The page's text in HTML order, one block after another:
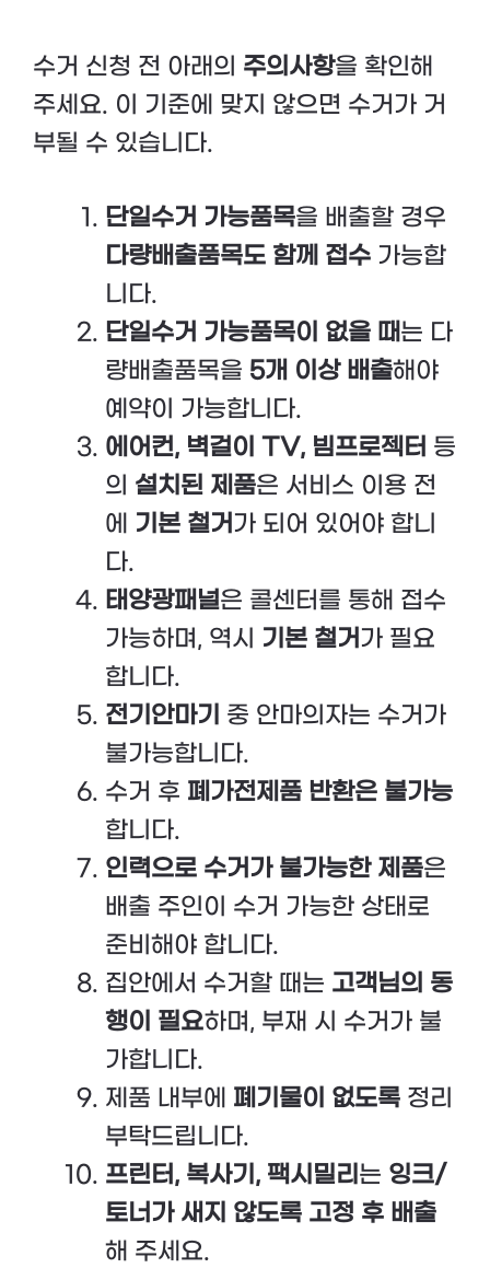
수거 신청 전 아래의 주의사항을 확인해
주세요. 이 기준에 맞지 않으면 수거가 거
부될 수 있습니다.
단일수거 가능품목을 배출할 경우
다량배출품목도 함께 접수 가능합
니다.
단일수거 가능품목이 없을 때는 다
량배출품목을 5개 이상 배출해야
예약이 가능합니다.
에어컨, 벽걸이 TV, 빔프로젝터 등
의 설치된 제품은 서비스 이용 전
에 기본 철거 가 되어 있어야 합니
다.
태양광패널은 콜센터를 통해 접수
가능하며, 역시 기본 철거 가 필요
합니다.
전기안마기 중 안마의자는 수거가
불가능합니다.
수거 후 폐가전제품 반환은 불가능
합니다.
인력으로 수거가 불가능한 제품은
배출 주인이 수거 가능한 상태로
준비해야 합니다.
집안에서 수거할 때는 고객님의 동
행이 필요하며, 부재 시 수거가 불
가합니다.
제품 내부에 폐기물이 없도록 정리
부탁드립니다.
프린터, 복사기, 팩시밀리 는 잉크/
토너가 새지 않도록 고정 후 배출
해 주세요.